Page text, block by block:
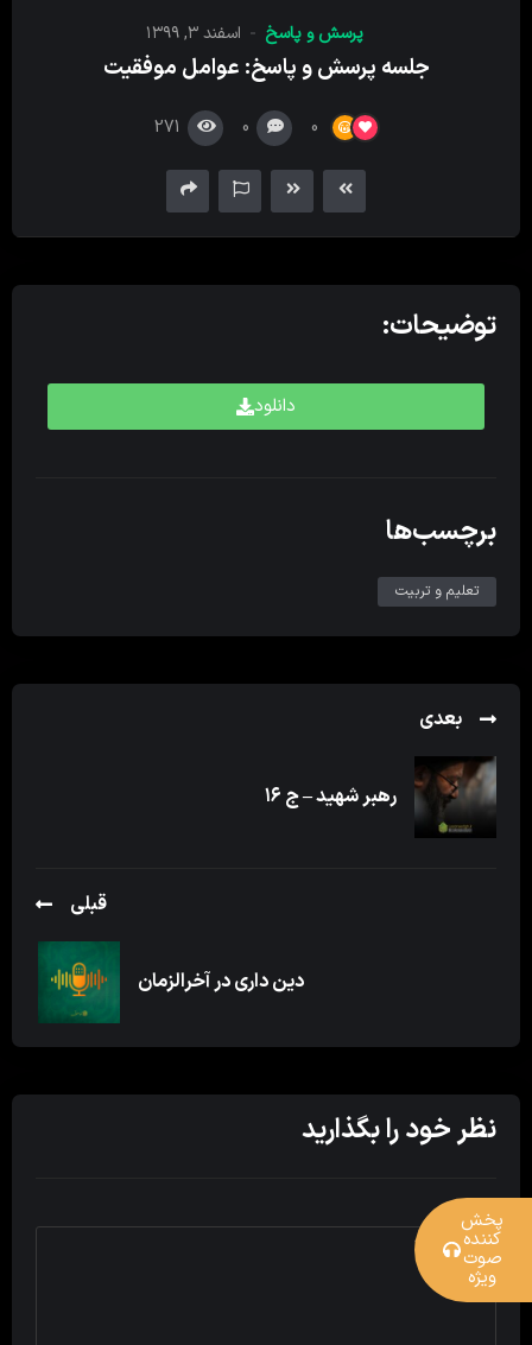
پرسش‌ و پاسخ اسفند ۳, ۱۳۹۹
جلسه پرسش و پاسخ: عوامل موفقیت
0
0
271
توضیحات:
دانلود
برچسب‌ها
تعلیم و تربیت
بعدی
رهبر شهید – ج ۱۶
قبلی
دین داری در آخرالزمان
نظر خود را بگذارید
پخش
کننده
صوت
ویژه